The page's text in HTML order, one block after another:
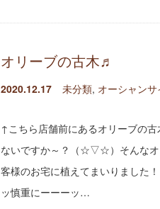
オリーブの古木♬
2020.12.17 未分類, オーシャン
↑こちら店舗前にあるオリーブの
ないですか～？（☆▽☆）そんなオ
客様のお宅に植えてまいりました
ッ慎重にーーーッ…